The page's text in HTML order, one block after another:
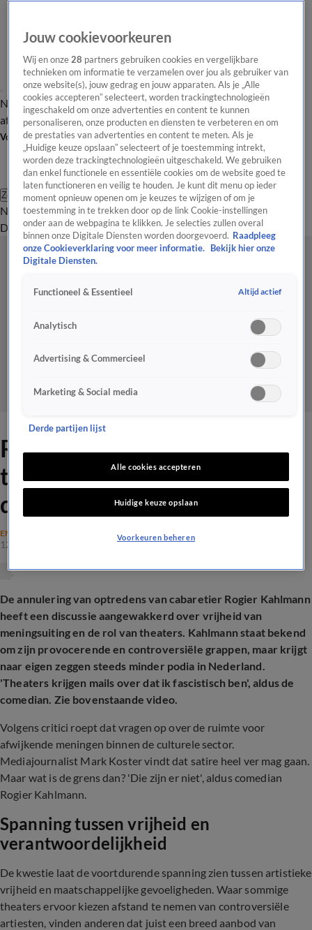
Nieuws van de DagOpinie van de Dag Onze categorieën Laatste
afleveringVideo's Nieuws van de Dag Podcast
Volg Nieuws van de Dag
Zoeken
Nieuws van de DagOpinie van de
Dag
Video'sUitzendingen PodcastPanelContact
Rogier Kahlmann: ‘Heel veel
theaters krijgen mails over
dat ik fascistisch ben’
ENTERTAINMENT
12 juni 2026, 19:19
De annulering van optredens van cabaretier Rogier Kahlmann
heeft een discussie aangewakkerd over vrijheid van
meningsuiting en de rol van theaters. Kahlmann staat bekend
om zijn provocerende en controversiële grappen, maar krijgt
naar eigen zeggen steeds minder podia in Nederland.
'Theaters krijgen mails over dat ik fascistisch ben', aldus de
comedian. Zie bovenstaande video.
Volgens critici roept dat vragen op over de ruimte voor
afwijkende meningen binnen de culturele sector.
Mediajournalist Mark Koster vindt dat satire heel ver mag gaan.
Maar wat is de grens dan? 'Die zijn er niet', aldus comedian
Rogier Kahlmann.
Spanning tussen vrijheid en
verantwoordelijkheid
De kwestie laat de voortdurende spanning zien tussen artistieke
vrijheid en maatschappelijke gevoeligheden. Waar sommige
theaters ervoor kiezen afstand te nemen van controversiële
artiesten, vinden anderen dat juist een breed aanbod van
Jouw cookievoorkeuren
Wij en onze28 partners gebruiken cookies en vergelijkbare
technieken om informatie te verzamelen over jou als gebruiker van
onze website(s), jouw gedrag en jouw apparaten. Als je „Alle
cookies accepteren” selecteert, worden trackingtechnologieën
ingeschakeld om onze advertenties en content te kunnen
personaliseren, onze producten en diensten te verbeteren en om
de prestaties van advertenties en content te meten. Als je
„Huidige keuze opslaan” selecteert of je toestemming intrekt,
worden deze trackingtechnologieën uitgeschakeld. We gebruiken
dan enkel functionele en essentiële cookies om de website goed te
laten functioneren en veilig te houden. Je kunt dit menu op ieder
moment opnieuw openen om je keuzes te wijzigen of om je
toestemming in te trekken door op de link Cookie-instellingen
onder aan de webpagina te klikken. Je selecties zullen overal
binnen onze Digitale Diensten worden doorgevoerd. Raadpleeg
onze Cookieverklaring voor meer informatie.
Bekijk hier onze
Digitale Diensten.
Functioneel & Essentieel Altijd actief
Analytisch
Advertising & Commercieel
Marketing & Social media
Derde partijen lijst
Alle cookies accepteren
Huidige keuze opslaan
Voorkeuren beheren